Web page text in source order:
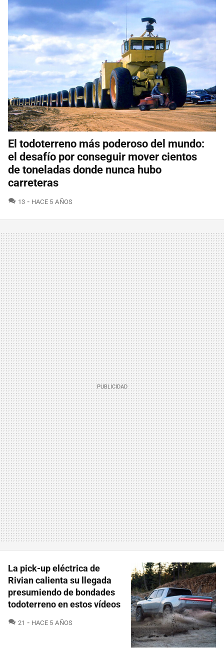
El todoterreno más poderoso del mundo:
el desafío por conseguir mover cientos
de toneladas donde nunca hubo
carreteras
13 COMENTARIOS
HACE 5 AÑOS
La pick-up eléctrica de
Rivian calienta su llegada
presumiendo de bondades
todoterreno en estos vídeos
21 COMENTARIOS
HACE 5 AÑOS